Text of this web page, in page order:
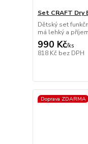
Set CRAFT Dry
Dětský set
má lehký a
990 Kč/ks
818 Kč bez DPH
Doprava ZDARMA